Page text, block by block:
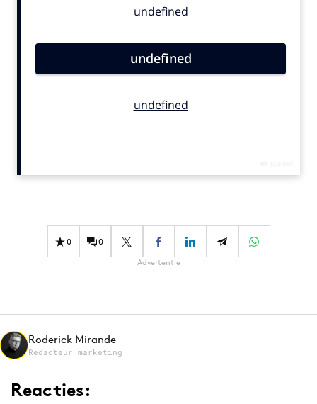
Contentmarketing
Effectiviteit
Gedragsverandering
Martech
Media
Merkstrategie
Programmatic
0 0
Advertentie
Roderick Mirande
Redacteur marketing
Reacties: